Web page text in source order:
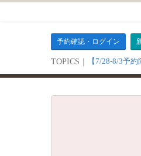
予約確認・ログイン
TOPICS｜ 【7/28-8/3予